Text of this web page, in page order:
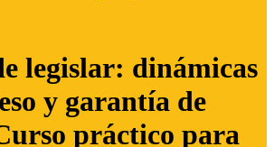
legislar: dinámicas
y garantía de
práctico para